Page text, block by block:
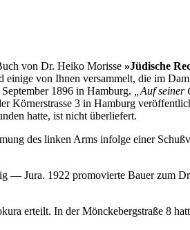
von Dr. Heiko Morisse »Jüdische
von Ihnen versammelt, die im
1896 in Hamburg.
„Auf
Körnerstrasse 3 in Hamburg
hatte, ist nicht überliefert.
des linken Arms infolge einer
― Jura. 1922 promovierte Bauer zum
erteilt. In der Mönckebergstraße 8